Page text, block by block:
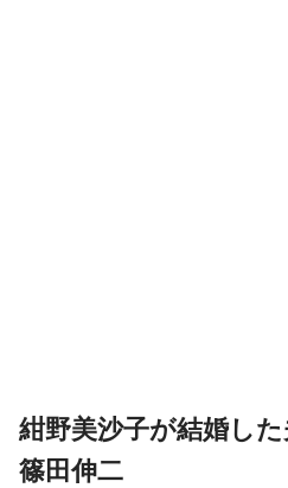
紺野美沙子が結婚し
篠田伸二